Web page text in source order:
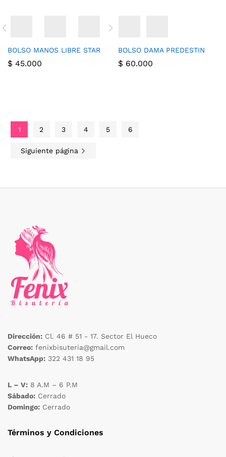
BOLSO MANOS LIBRE STAR
$ 45.000
BOLSO DAMA PREDESTIN
$ 60.000
1 2 3 4 5 6
Siguiente página
Dirección: Cl. 46 # 51 - 17. Sector El Hueco
Correo: fenixbisuteria@gmail.com
WhatsApp: 322 431 18 95
L – V: 8 A.M – 6 P.M
Sábado: Cerrado
Domingo: Cerrado
Términos y Condiciones